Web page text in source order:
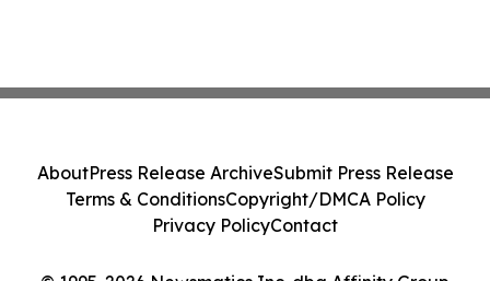
AboutPress Release ArchiveSubmit Press Release
Terms & ConditionsCopyright/DMCA Policy
Privacy PolicyContact